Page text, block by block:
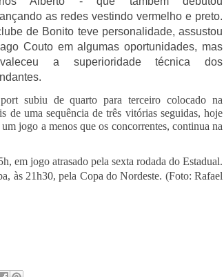
as redes vestindo vermelho e preto.
de Bonito teve personalidade, assustou
Couto em algumas oportunidades, mas
a superioridade técnica dos
subiu de quarto para terceiro colocado na
de uma sequência de três vitórias seguidas, hoje
jogo a menos que os concorrentes, continua na
em jogo atrasado pela sexta rodada do Estadual.
às 21h30, pela Copa do Nordeste. (Foto: Rafael